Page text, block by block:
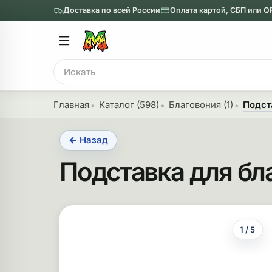
Доставка по всей России Оплата картой, СБП или
Поиск
Главное меню
Трубки
Металлические
Выпариватели
Главная Каталог (598) Благовония (1)
← Назад
Подставка для
1 / 5